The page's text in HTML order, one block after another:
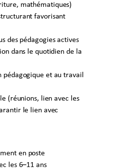
mathématiques)
favorisant
des pédagogies actives
dans le quotidien de la
et au travail
(réunions, lien avec les
le lien avec
en poste
les 6–11 ans